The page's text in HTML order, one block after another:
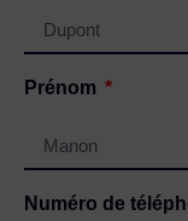
Prénom
Numéro de